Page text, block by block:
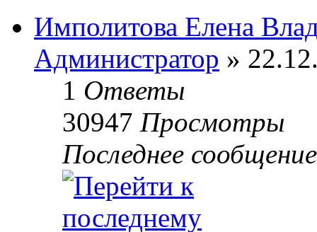
Имполитова Елена
Администратор »
1 Ответы
30947 Просмотры
Последнее